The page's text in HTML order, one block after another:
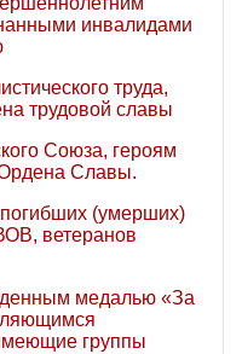
инвалидами
труда,
трудовой славы
Союза, героям
Славы.
(умерших)
ветеранов
медалью «За
группы